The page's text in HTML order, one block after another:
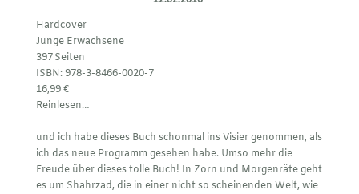
Hardcover
Junge Erwachsene
397 Seiten
ISBN:978-3-8466-0020-7
16,99€
Reinlesen…
und ich habe dieses Buch schonmal ins Visier genommen, als
ich das neue Programm gesehen habe. Umso mehr die
Freude über dieses tolle Buch! In Zorn und Morgenräte geht
es um Shahrzad, die in einer nicht so scheinenden Welt, wie